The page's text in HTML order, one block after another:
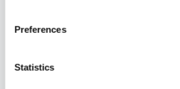
Preferences
StatisticsAnálisis experto y honesto